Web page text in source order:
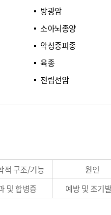
방광암
소아뇌종양
악성중피종
육종
전립선암
적 구조/기능
원인
및 합병증 예방 및 조기